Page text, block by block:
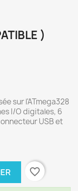
)
sur l'ATmega328
I/O digitales, 6
USB et
favorite_border